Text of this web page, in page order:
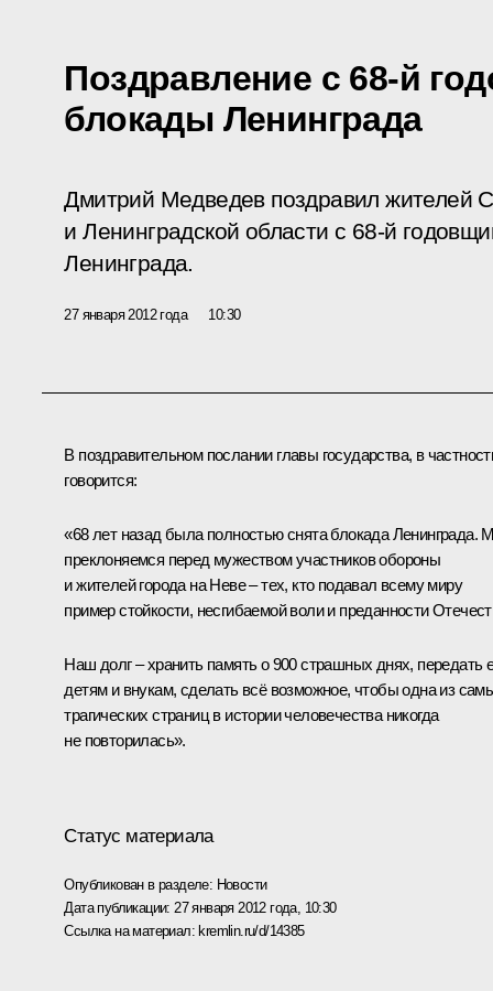
Поздравление с 68-й
блокады Ленинграда
Дмитрий Медведев поздравил жителей
и Ленинградской области с 68-й
Ленинграда.
27 января 2012 года 10:30
В поздравительном послании главы государства, в
говорится:
«68 лет назад была полностью снята блокада Ленинграда.
преклоняемся перед мужеством участников обороны
и жителей города на Неве – тех, кто подавал всему миру
пример стойкости, несгибаемой воли и преданности
Наш долг – хранить память о 900 страшных днях, передать
детям и внукам, сделать всё возможное, чтобы одна из
трагических страниц в истории человечества никогда
не повторилась».
Статус материала
Опубликован в разделе: Новости
Дата публикации: 27 января 2012 года, 10:30
Ссылка на материал: kremlin.ru/d/14385